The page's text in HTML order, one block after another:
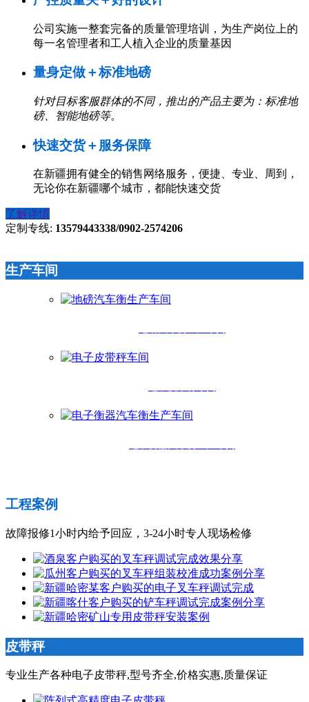
公司实施一整套完备的质量管理培训，为生产岗位上的
每一名管理者和工人植入企业的质量基因
量身定做＋标准地磅
针对目标客服群体的不同，推出的产品主要为：标准地
磅、智能地磅等。
快速交货＋服务保障
在新疆拥有健全的销售网络服务，便捷、专业、周到，
无论你在新疆哪个城市，都能快速交货
了解详情
定制专线: 13579443338/0902-2574206
生产车间
工程案例
故障报修1小时内给予回应，3-24小时专人现场检修
皮带秤
专业生产各种电子皮带秤,型号齐全,价格实惠,质量保证